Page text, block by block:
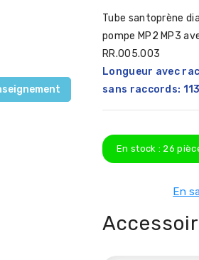
Tube santoprène
pompe MP2 MP3
RR.005.003
Longueur avec
sans raccords:
En stock : 26
En